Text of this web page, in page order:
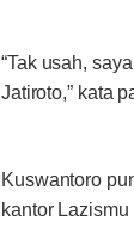
“Tak usah,
Jatiroto,” kata
Kuswantoro
kantor